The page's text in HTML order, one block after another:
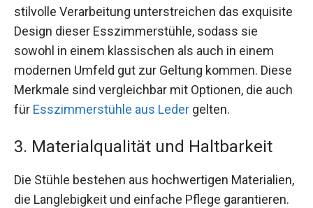
stilvolle Verarbeitung unterstreichen das exquisite
Design dieser Esszimmerstühle, sodass sie
sowohl in einem klassischen als auch in einem
modernen Umfeld gut zur Geltung kommen. Diese
Merkmale sind vergleichbar mit Optionen, die auch
für Esszimmerstühle aus Leder gelten.
3. Materialqualität und Haltbarkeit
Die Stühle bestehen aus hochwertigen Materialien,
die Langlebigkeit und einfache Pflege garantieren.